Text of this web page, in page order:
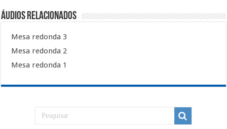
Áudios Relacionados
Mesa redonda 3
Mesa redonda 2
Mesa redonda 1